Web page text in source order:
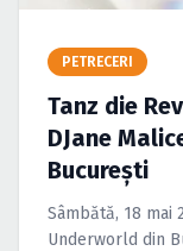
Caută în site...
PETRECERI
Tanz die
DJane
Bucureşti
Sâmbătă, 18 mai
Underworld din